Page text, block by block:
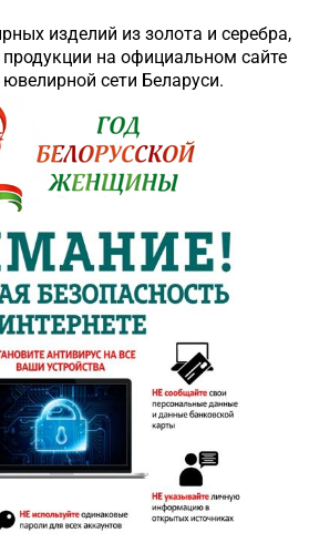
изделий из золота и серебра,
на официальном сайте
сети Беларуси.